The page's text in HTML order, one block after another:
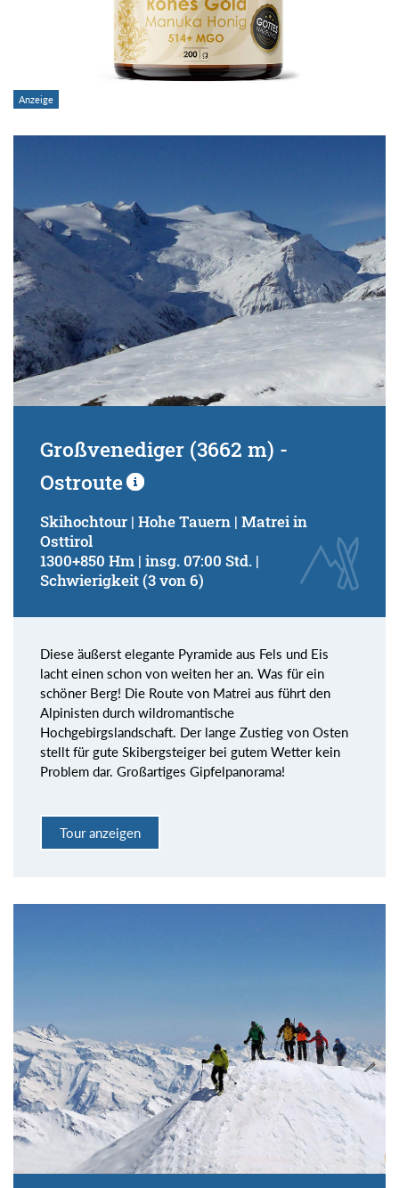
Großvenediger (3662 m) -
Ostroute
Skihochtour | Hohe Tauern | Matrei in
Osttirol
1300+850 Hm | insg. 07:00 Std. |
Schwierigkeit (3 von 6)
Diese äußerst elegante Pyramide aus Fels und Eis
lacht einen schon von weiten her an. Was für ein
schöner Berg! Die Route von Matrei aus führt den
Alpinisten durch wildromantische
Hochgebirgslandschaft. Der lange Zustieg von Osten
stellt für gute Skibergsteiger bei gutem Wetter kein
Problem dar. Großartiges Gipfelpanorama!
Tour anzeigen